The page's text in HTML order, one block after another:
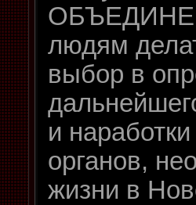
людям
выбор в
и
органов,
жизни в